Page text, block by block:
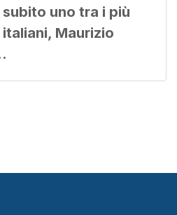
uno tra i più
Maurizio